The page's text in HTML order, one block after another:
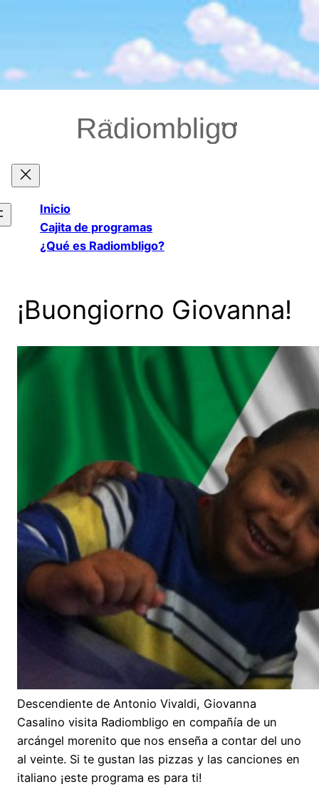
Inicio
Cajita de programas
¿Qué es Radiombligo?
¡Buongiorno Giovanna!
Descendiente de Antonio Vivaldi, Giovanna
Casalino visita Radiombligo en compañía de un
arcángel morenito que nos enseña a contar del uno
al veinte. Si te gustan las pizzas y las canciones en
italiano ¡este programa es para ti!